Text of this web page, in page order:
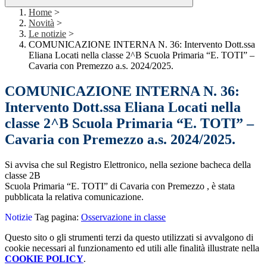
Home >
Novità >
Le notizie >
COMUNICAZIONE INTERNA N. 36: Intervento Dott.ssa
Eliana Locati nella classe 2^B Scuola Primaria “E. TOTI” –
Cavaria con Premezzo a.s. 2024/2025.
COMUNICAZIONE INTERNA N. 36:
Intervento Dott.ssa Eliana Locati nella
classe 2^B Scuola Primaria “E. TOTI” –
Cavaria con Premezzo a.s. 2024/2025.
Si avvisa che sul Registro Elettronico, nella sezione bacheca della
classe 2B
Scuola Primaria “E. TOTI” di Cavaria con Premezzo , è stata
pubblicata la relativa comunicazione.
Notizie Tag pagina: Osservazione in classe
Questo sito o gli strumenti terzi da questo utilizzati si avvalgono di
cookie necessari al funzionamento ed utili alle finalità illustrate nella
COOKIE POLICY.